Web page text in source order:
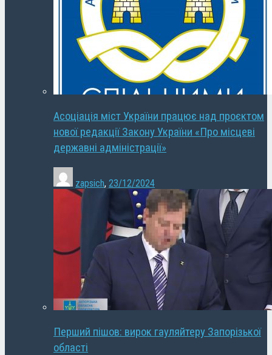
Асоціація міст України працює над проєктом
нової редакції Закону України «Про місцеві
державні адміністрації»
zapsich, 23/12/2024
Перший пішов: вирок гауляйтеру Запорізької
області